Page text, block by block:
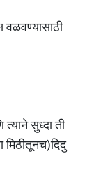
सुध्दा ती
मिठीतूनच)दिदु